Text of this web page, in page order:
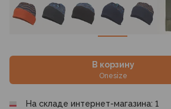
В корзину
Onesize
На складе интернет-магазина: 1